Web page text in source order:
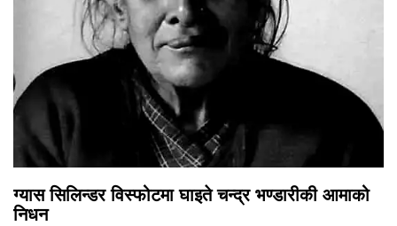
ग्यास सिलिन्डर विस्फोटमा घाइते चन्द्र भण्डारीकी आमाको
निधन